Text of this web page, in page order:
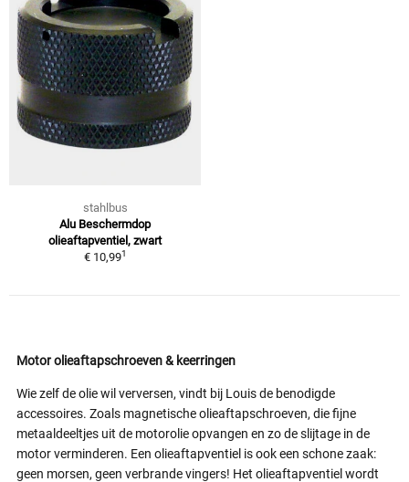
stahlbus
Alu Beschermdop
olieaftapventiel, zwart
€ 10,991
Motor olieaftapschroeven & keerringen
Wie zelf de olie wil verversen, vindt bij Louis de benodigde
accessoires. Zoals magnetische olieaftapschroeven, die fijne
metaaldeeltjes uit de motorolie opvangen en zo de slijtage in de
motor verminderen. Een olieaftapventiel is ook een schone zaak:
geen morsen, geen verbrande vingers! Het olieaftapventiel wordt